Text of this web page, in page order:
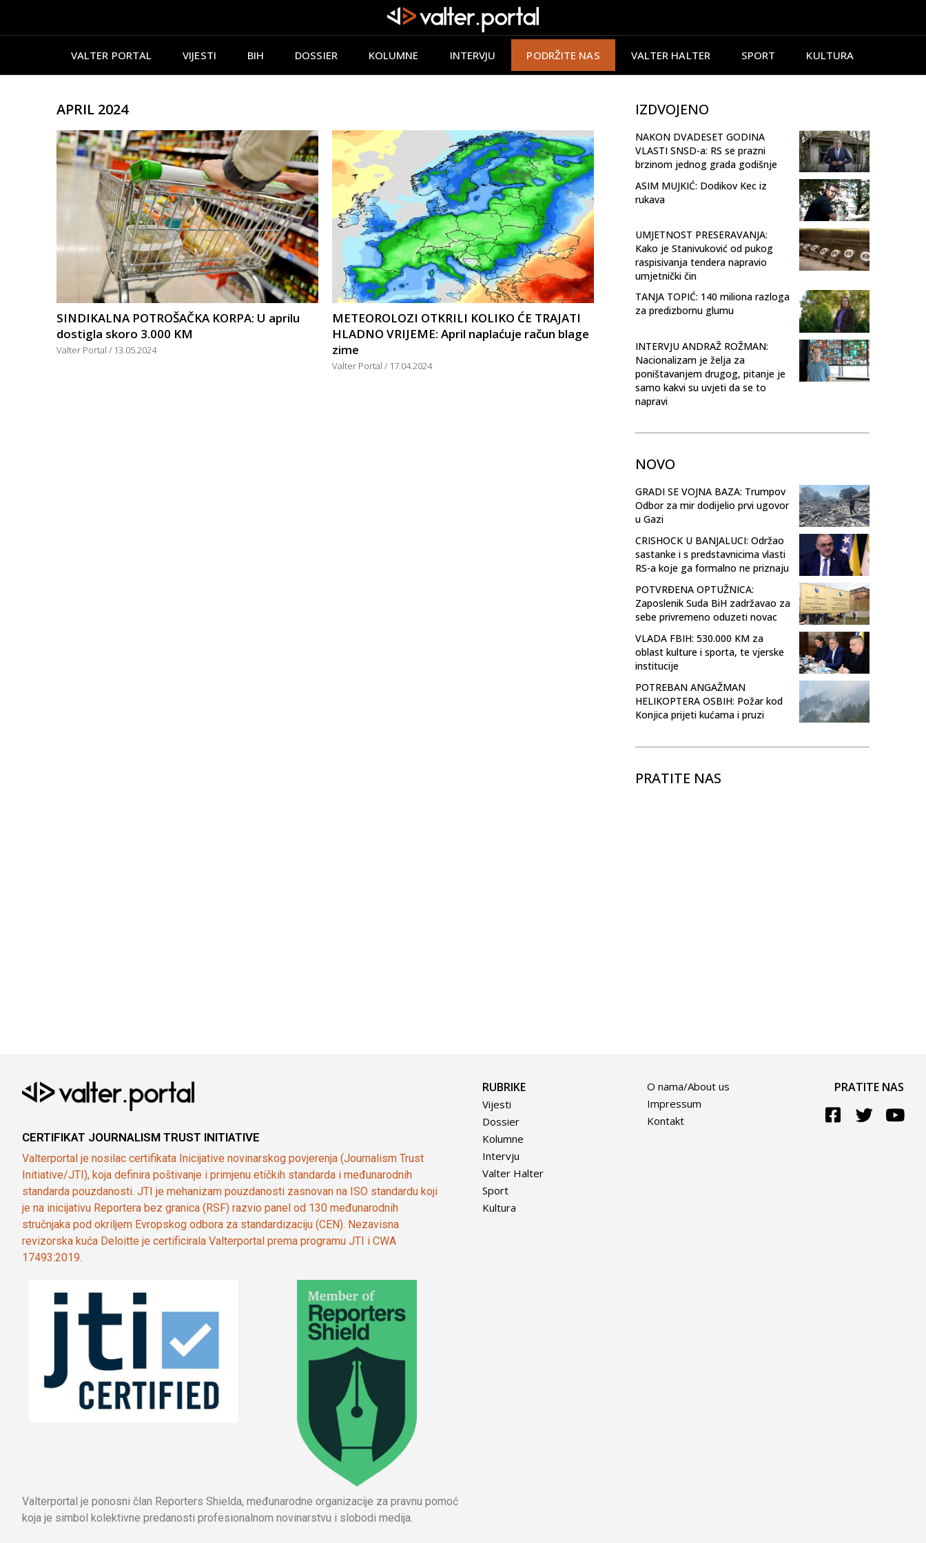
VALTER PORTAL VIJESTI BIH DOSSIER KOLUMNE INTERVJU PODRŽITE NAS VALTER HALTER SPORT KULTURA
APRIL 2024
SINDIKALNA POTROŠAČKA KORPA: U aprilu
dostigla skoro 3.000 KM
Valter Portal 13.05.2024
METEOROLOZI OTKRILI KOLIKO ĆE TRAJATI
HLADNO VRIJEME: April naplaćuje račun blage
zime
Valter Portal 17.04.2024
IZDVOJENO
NAKON DVADESET GODINA
VLASTI SNSD-a: RS se prazni
brzinom jednog grada godišnje
ASIM MUJKIĆ: Dodikov Kec iz
rukava
UMJETNOST PRESERAVANJA:
Kako je Stanivuković od pukog
raspisivanja tendera napravio
umjetnički čin
TANJA TOPIĆ: 140 miliona razloga
za predizbornu glumu
INTERVJU ANDRAŽ ROŽMAN:
Nacionalizam je želja za
poništavanjem drugog, pitanje je
samo kakvi su uvjeti da se to
napravi
NOVO
GRADI SE VOJNA BAZA: Trumpov
Odbor za mir dodijelio prvi ugovor
u Gazi
CRISHOCK U BANJALUCI: Održao
sastanke i s predstavnicima vlasti
RS-a koje ga formalno ne priznaju
POTVRĐENA OPTUŽNICA:
Zaposlenik Suda BiH zadržavao za
sebe privremeno oduzeti novac
VLADA FBIH: 530.000 KM za
oblast kulture i sporta, te vjerske
institucije
POTREBAN ANGAŽMAN
HELIKOPTERA OSBIH: Požar kod
Konjica prijeti kućama i pruzi
PRATITE NAS
CERTIFIKAT JOURNALISM TRUST INITIATIVE
Valterportal je nosilac certifikata Inicijative novinarskog povjerenja (Journalism Trust
Initiative/JTI), koja definira poštivanje i primjenu etičkih standarda i međunarodnih
standarda pouzdanosti. JTI je mehanizam pouzdanosti zasnovan na ISO standardu koji
je na inicijativu Reportera bez granica (RSF) razvio panel od 130 međunarodnih
stručnjaka pod okriljem Evropskog odbora za standardizaciju (CEN). Nezavisna
revizorska kuća Deloitte je certificirala Valterportal prema programu JTI i CWA
17493:2019.
Valterportal je ponosni član Reporters Shielda, međunarodne organizacije za pravnu pomoć
koja je simbol kolektivne predanosti profesionalnom novinarstvu i slobodi medija.
RUBRIKE
Vijesti
Dossier
Kolumne
Intervju
Valter Halter
Sport
Kultura
O nama/About us
Impressum
Kontakt
PRATITE NAS